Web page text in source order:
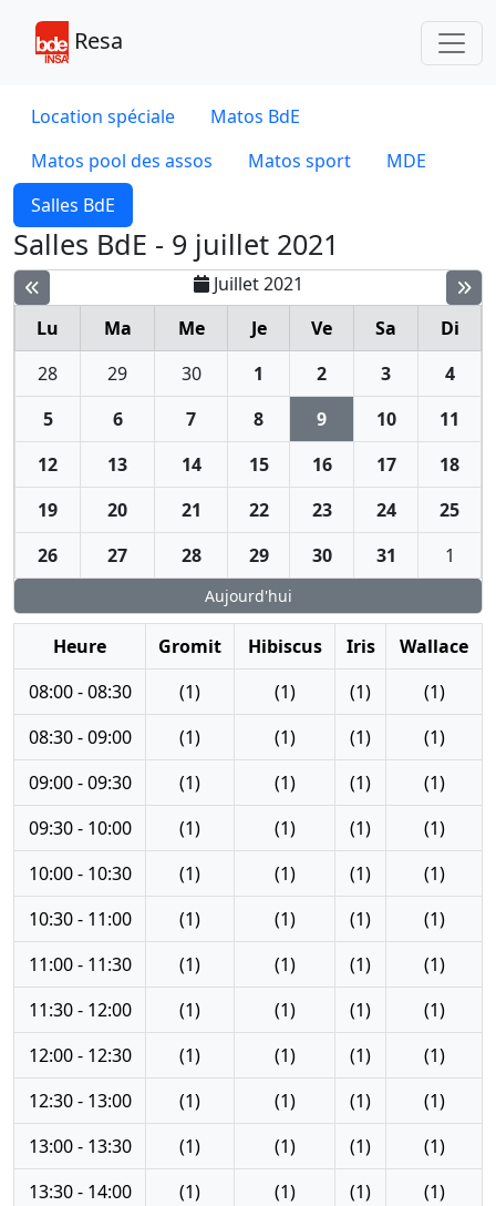
Resa
Location spéciale
Matos BdE
Matos pool des assos
Matos sport
MDE
Salles BdE
Salles BdE - 9 juillet 2021
Juillet 2021
Lu
Ma Me Je Ve Sa
Di
28
29 30 1 2 3
4
5
6 7 8 9 10
11
12
13 14 15 16 17
18
19
20 21 22 23 24
25
26
27 28 29 30 31 1
Aujourd'hui
Heure Gromit Hibiscus Iris
Wallace
08:00 - 08:30
(1) (1) (1)
(1)
08:30 - 09:00
(1) (1) (1)
(1)
09:00 - 09:30
(1) (1) (1)
(1)
09:30 - 10:00
(1) (1) (1)
(1)
10:00 - 10:30
(1) (1) (1)
(1)
10:30 - 11:00
(1) (1) (1)
(1)
11:00 - 11:30
(1) (1) (1)
(1)
11:30 - 12:00
(1) (1) (1)
(1)
12:00 - 12:30
(1) (1) (1)
(1)
12:30 - 13:00
(1) (1) (1)
(1)
13:00 - 13:30
(1) (1) (1)
(1)
13:30 - 14:00
(1) (1) (1)
(1)